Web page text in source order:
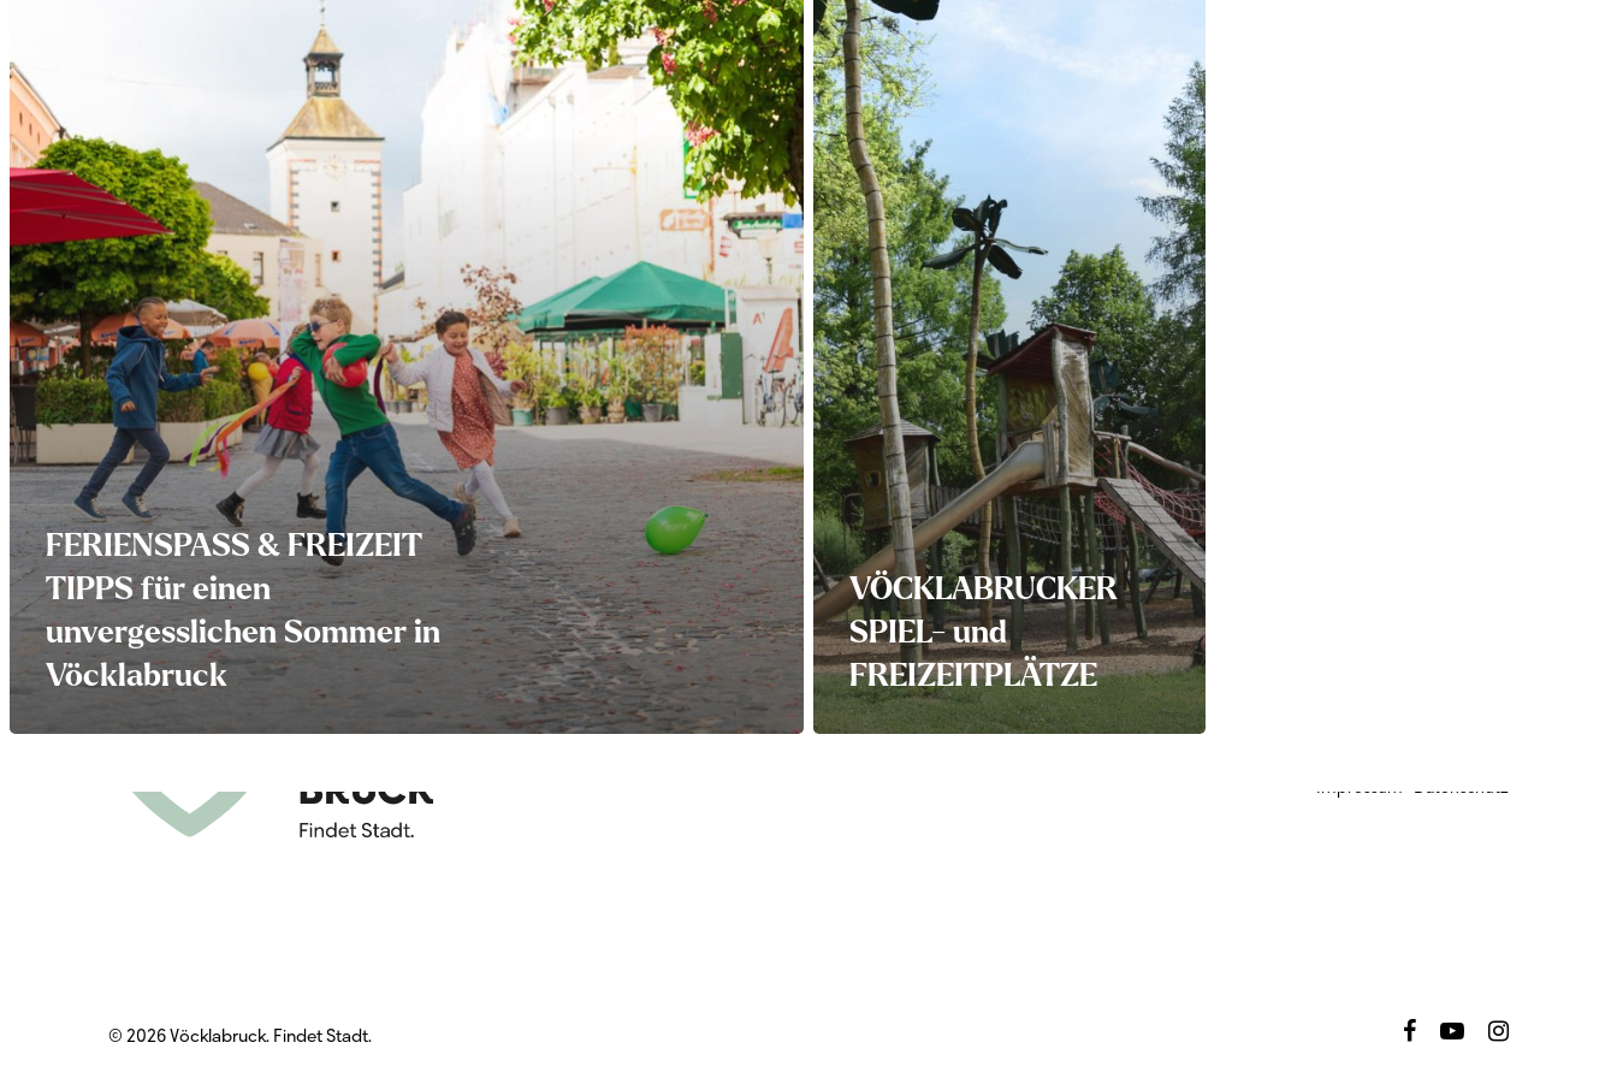
FERIENSPASS & FREIZEIT
TIPPS für einen
unvergesslichen Sommer in
Vöcklabruck
VÖCKLABRUCKER
SPIEL- und
FREIZEITPLÄTZE
Rathaus ·Unterkünfte
Impressum Datenschutz
© 2026 Vöcklabruck. Findet Stadt. facebookyoutubeinstagram